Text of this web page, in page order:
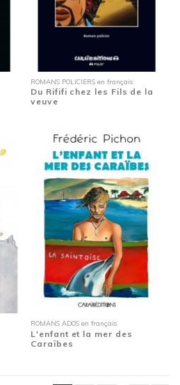
ROMANS POLICIERS en français
Du Rififi chez les Fils de la
veuve
ROMANS ADOS en français
L'enfant et la mer des
Caraïbes